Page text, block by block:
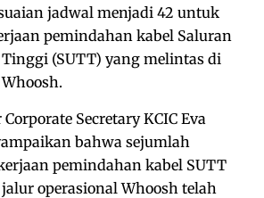
jadwal menjadi 42 untuk
pemindahan kabel Saluran
(SUTT) yang melintas di
Secretary KCIC Eva
bahwa sejumlah
pemindahan kabel SUTT
operasional Whoosh telah